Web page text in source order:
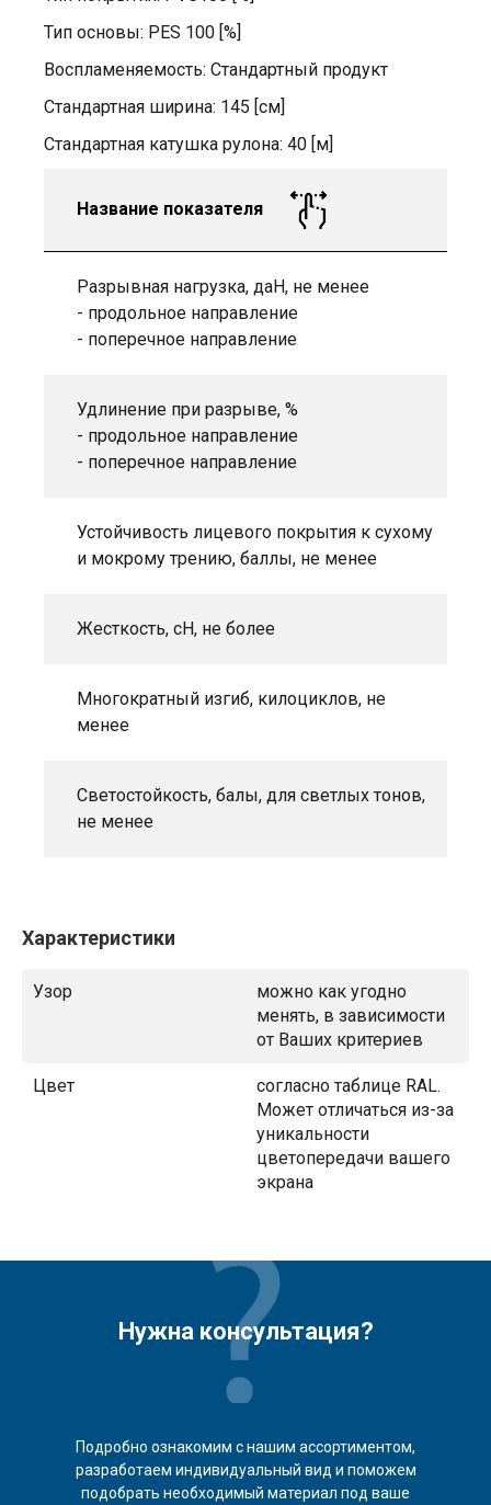
Тип основы: PES 100 [%]
Воспламеняемость: Стандартный продукт
Стандартная ширина: 145 [см]
Стандартная катушка рулона: 40 [м]
Название показателя
Разрывная нагрузка, даН, не менее
- продольное направление
- поперечное направление
Удлинение при разрыве, %
- продольное направление
- поперечное направление
Устойчивость лицевого покрытия к сухому
и мокрому трению, баллы, не менее
Жесткость, сН, не более
Многократный изгиб, килоциклов, не
менее
Светостойкость, балы, для светлых тонов,
не менее
Характеристики
Узор
можно как угодно
менять, в зависимости
от Ваших критериев
Цвет
согласно таблице RAL.
Может отличаться из-за
уникальности
цветопередачи вашего
экрана
Нужна консультация?
Подробно ознакомим с нашим ассортиментом,
разработаем индивидуальный вид и поможем
подобрать необходимый материал под ваше